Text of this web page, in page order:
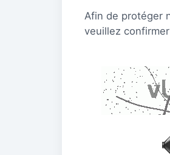
Afin de protéger
veuillez